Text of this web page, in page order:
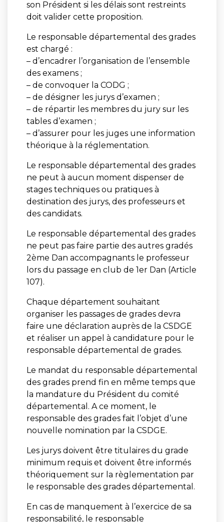
son Président si les délais sont restreints
doit valider cette proposition.
Le responsable départemental des grades
est chargé :
– d’encadrer l’organisation de l’ensemble
des examens ;
– de convoquer la CODG ;
– de désigner les jurys d’examen ;
– de répartir les membres du jury sur les
tables d’examen ;
– d’assurer pour les juges une information
théorique à la réglementation.
Le responsable départemental des grades
ne peut à aucun moment dispenser de
stages techniques ou pratiques à
destination des jurys, des professeurs et
des candidats.
Le responsable départemental des grades
ne peut pas faire partie des autres gradés
2ème Dan accompagnants le professeur
lors du passage en club de 1er Dan (Article
107).
Chaque département souhaitant
organiser les passages de grades devra
faire une déclaration auprès de la CSDGE
et réaliser un appel à candidature pour le
responsable départemental de grades.
Le mandat du responsable départemental
des grades prend fin en même temps que
la mandature du Président du comité
départemental. A ce moment, le
responsable des grades fait l’objet d’une
nouvelle nomination par la CSDGE.
Les jurys doivent être titulaires du grade
minimum requis et doivent être informés
théoriquement sur la règlementation par
le responsable des grades départemental.
En cas de manquement à l’exercice de sa
responsabilité, le responsable